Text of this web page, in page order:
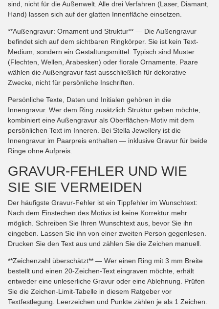
sind, nicht für die Außenwelt. Alle drei Verfahren (Laser, Diamant,
Hand) lassen sich auf der glatten Innenfläche einsetzen.
**Außengravur: Ornament und Struktur** — Die Außengravur
befindet sich auf dem sichtbaren Ringkörper. Sie ist kein Text-
Medium, sondern ein Gestaltungsmittel. Typisch sind Muster
(Flechten, Wellen, Arabesken) oder florale Ornamente. Paare
wählen die Außengravur fast ausschließlich für dekorative
Zwecke, nicht für persönliche Inschriften.
Persönliche Texte, Daten und Initialen gehören in die
Innengravur. Wer dem Ring zusätzlich Struktur geben möchte,
kombiniert eine Außengravur als Oberflächen-Motiv mit dem
persönlichen Text im Inneren. Bei Stella Jewellery ist die
Innengravur im Paarpreis enthalten — inklusive Gravur für beide
Ringe ohne Aufpreis.
GRAVUR-FEHLER UND WIE
SIE SIE VERMEIDEN
Der häufigste Gravur-Fehler ist ein Tippfehler im Wunschtext:
Nach dem Einstechen des Motivs ist keine Korrektur mehr
möglich. Schreiben Sie Ihren Wunschtext aus, bevor Sie ihn
eingeben. Lassen Sie ihn von einer zweiten Person gegenlesen.
Drucken Sie den Text aus und zählen Sie die Zeichen manuell.
**Zeichenzahl überschätzt** — Wer einen Ring mit 3 mm Breite
bestellt und einen 20-Zeichen-Text eingraven möchte, erhält
entweder eine unleserliche Gravur oder eine Ablehnung. Prüfen
Sie die Zeichen-Limit-Tabelle in diesem Ratgeber vor
Textfestlegung. Leerzeichen und Punkte zählen je als 1 Zeichen.